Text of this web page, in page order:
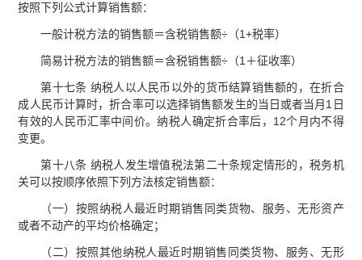
按照下列公式计算销售额：
一般计税方法的销售额＝含税销售额÷（1+税率）
简易计税方法的销售额＝含税销售额÷（1＋征收率）
第十七条 纳税人以人民币以外的货币结算销售额的，在折合
成人民币计算时，折合率可以选择销售额发生的当日或者当月1日
有效的人民币汇率中间价。纳税人确定折合率后，12个月内不得
变更。
第十八条 纳税人发生增值税法第二十条规定情形的，税务机
关可以按顺序依照下列方法核定销售额：
（一）按照纳税人最近时期销售同类货物、服务、无形资产
或者不动产的平均价格确定；
（二）按照其他纳税人最近时期销售同类货物、服务、无形